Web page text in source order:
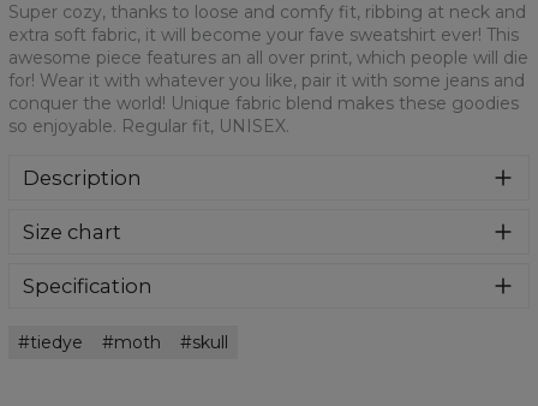
Super cozy, thanks to loose and comfy fit, ribbing at neck and
extra soft fabric, it will become your fave sweatshirt ever! This
awesome piece features an all over print, which people will die
for! Wear it with whatever you like, pair it with some jeans and
conquer the world! Unique fabric blend makes these goodies
so enjoyable. Regular fit, UNISEX.
Description
bawełny i poliestru z wysokiej jakości nadrukiem z przodu i
długie rękawy. Trwałe, wzmocnione szwy są kolorowe, aby
Size chart
Specification
Cut:
Unisex
tiedye moth skull